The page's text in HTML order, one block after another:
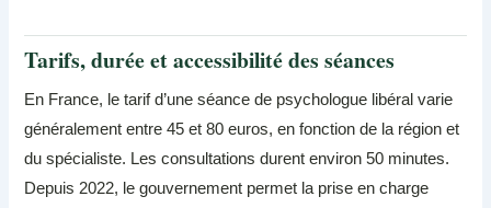
Tarifs, durée et accessibilité des séances
En France, le tarif d’une séance de psychologue libéral varie
généralement entre 45 et 80 euros, en fonction de la région et
du spécialiste. Les consultations durent environ 50 minutes.
Depuis 2022, le gouvernement permet la prise en charge